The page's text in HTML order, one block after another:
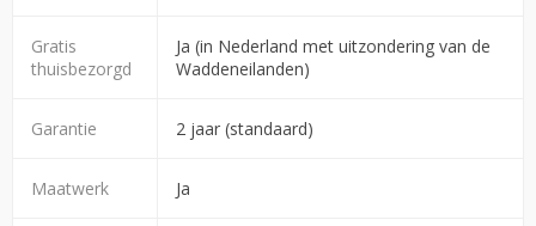
Gratis
thuisbezorgd
Ja (in Nederland met uitzondering van de
Waddeneilanden)
Garantie 2 jaar (standaard)
Maatwerk Ja